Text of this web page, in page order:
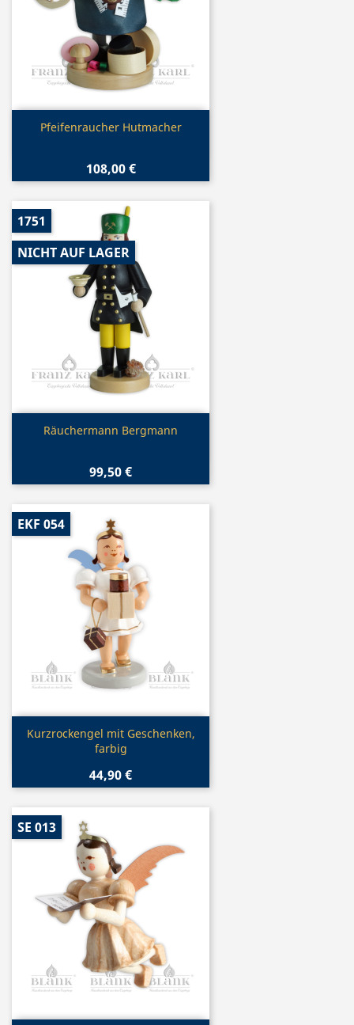
Vorschau
Pfeifenraucher Hutmacher
108,00 €
Vorschau
Räuchermann Bergmann
99,50 €
1751
NICHT AUF LAGER
Vorschau
Kurzrockengel mit Geschenken,
farbig
44,90 €
EKF 054
SE 013